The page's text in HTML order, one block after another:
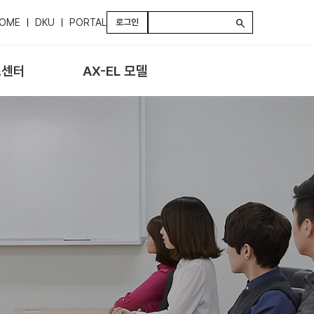
DKU PORTAL 로그인 search
터 AX-EL 모델